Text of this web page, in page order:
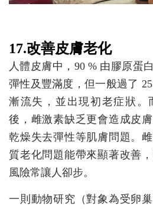
17.改善皮膚老化
人體皮膚中，90 % 由膠原蛋
彈性及豐滿度，但一般過了
漸流失，並出現初老症狀。
後，雌激素缺乏更會造成皮
乾燥失去彈性等肌膚問題。
質老化問題能帶來顯著改善
風險常讓人卻步。
一則動物研究（對象為受卵